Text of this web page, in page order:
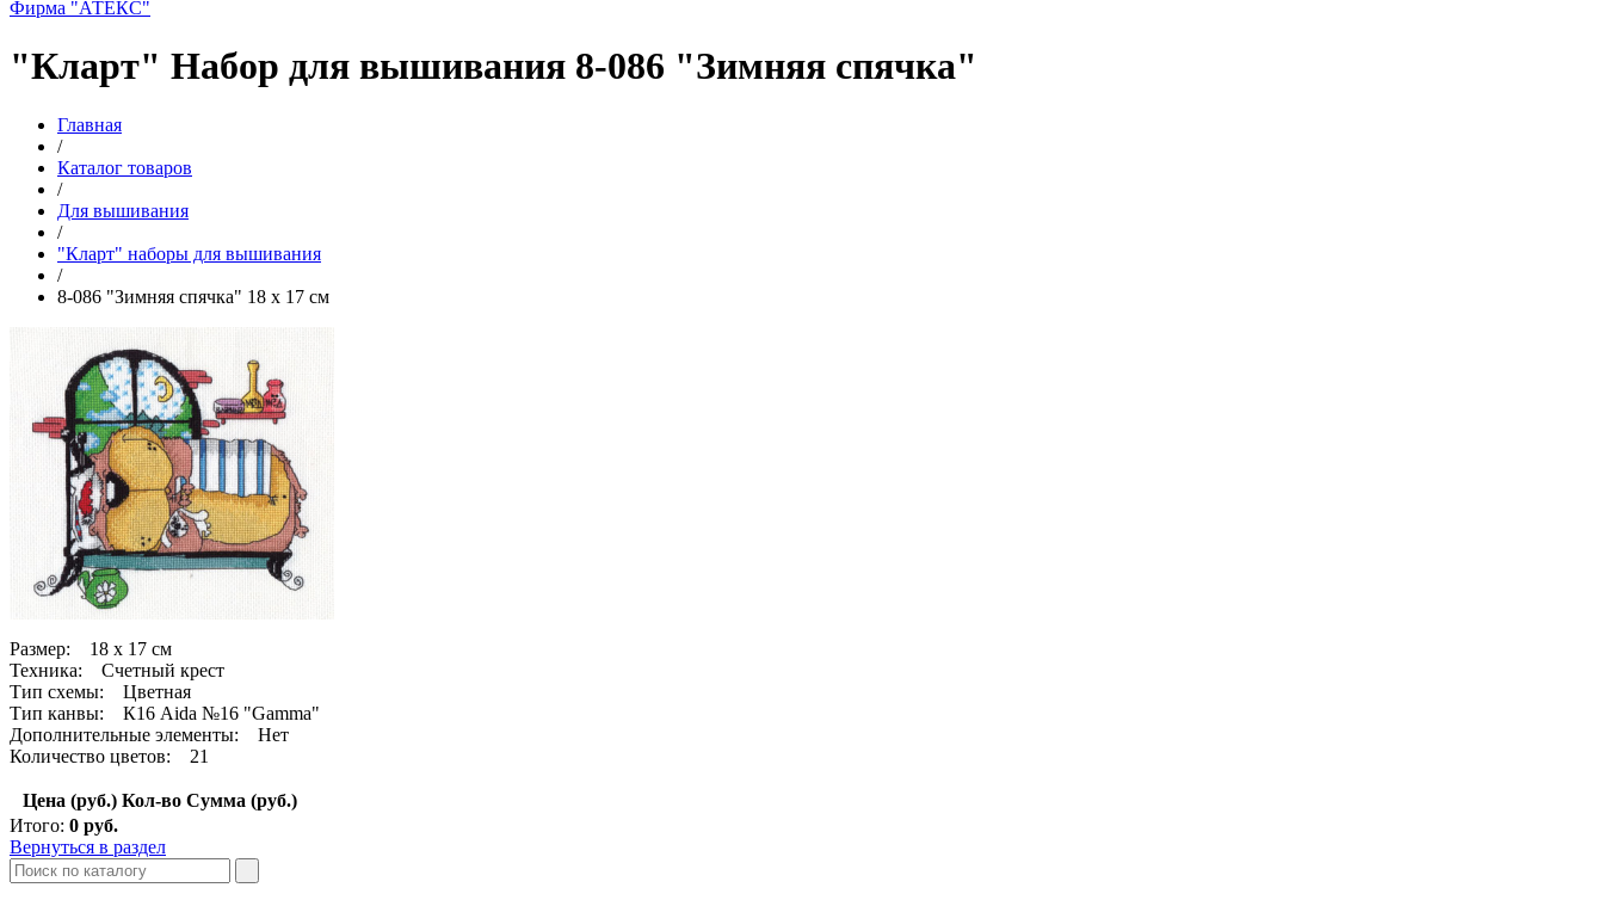
Фирма "АТЕКС"
"Кларт" Набор для вышивания 8-086 "Зимняя спячка"
Главная
/
Каталог товаров
/
Для вышивания
/
"Кларт" наборы для вышивания
/
8-086 "Зимняя спячка" 18 x 17 см
Размер: 18 x 17 см
Техника: Счетный крест
Тип схемы: Цветная
Тип канвы: К16 Aida №16 "Gamma"
Дополнительные элементы: Нет
Количество цветов: 21
Цена (руб.) Кол-во Сумма (руб.)
Итого: 0 руб.
Вернуться в раздел